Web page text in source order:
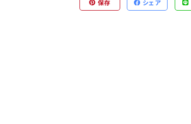
保存 シェア